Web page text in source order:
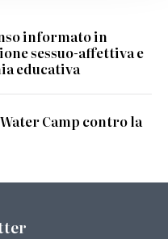
informato in
sessuo-affettiva e
educativa
Camp contro la